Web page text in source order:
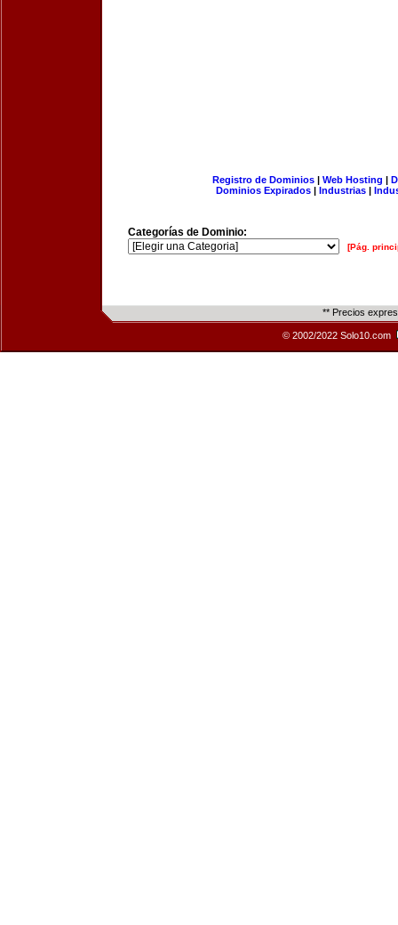
Registro de Dominios| Web Hosting |
Dominios Expirados | Industrias |
Categorías de Dominio:
[Pág.
** Precios
© 2002/2022 Solo10.com